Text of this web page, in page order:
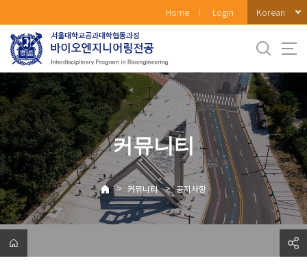
로
메
뉴
Home Login Korean
커뮤니티
> 커뮤니티 > 공지사항